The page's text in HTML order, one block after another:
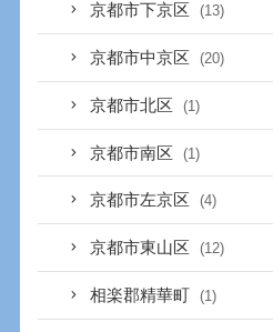
京都市下京区 (13)
京都市中京区 (20)
京都市北区 (1)
京都市南区 (1)
京都市左京区 (4)
京都市東山区 (12)
相楽郡精華町 (1)